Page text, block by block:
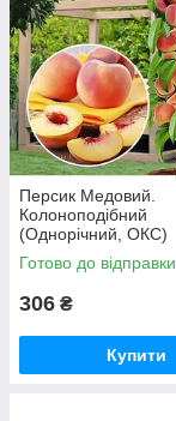
Персик Медовий.
Колоноподібний
(Однорічний, ОКС)
Готово до відправки
306 ₴
Купити